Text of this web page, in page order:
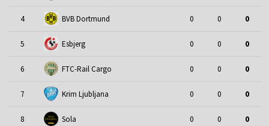
4 BVB Dortmund 0 0 0
5 Esbjerg 0 0 0
6 FTC-Rail Cargo 0 0 0
7 Krim Ljubljana 0 0 0
8 Sola 0 0 0